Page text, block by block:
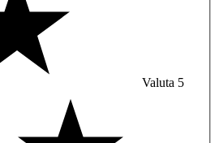
Valuta 5